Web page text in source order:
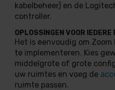
kabelbeheer) en de
controller.
OPLOSSINGEN VOOR IEDERE
Het is eenvoudig om Zoom
te implementeren. Kies
middelgrote of grote
uw ruimtes en voeg de
ruimte passen.